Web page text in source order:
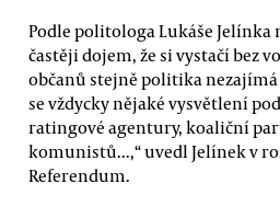
Podle politologa Lukáše
častěji dojem, že si vystačí bez
občanů stejně politika
se vždycky nějaké vysvětlení
ratingové agentury, koaliční
komunistů...,“ uvedl Jelínek v
Referendum.